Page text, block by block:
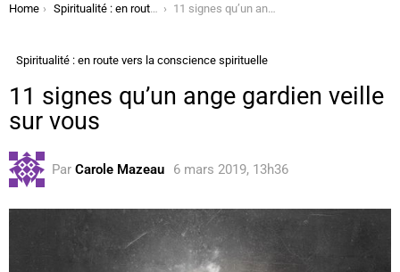
You are here:
Home Spiritualité : en route vers la conscience spirituelle 11 signes qu’un ange gardien veille sur vous
Spiritualité : en route vers la conscience spirituelle
11 signes qu’un ange gardien veille
sur vous
Par Carole Mazeau 6 mars 2019, 13h36